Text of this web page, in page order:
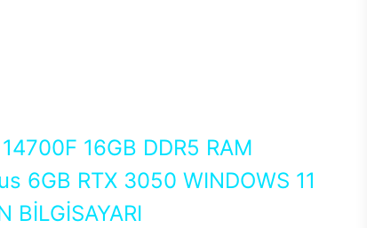
16GB DDR5 RAM
6GB RTX 3050 WINDOWS 11
BİLGİSAYARI